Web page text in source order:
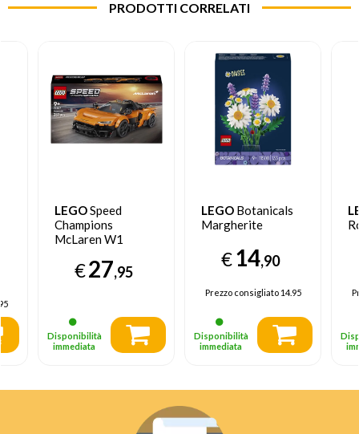
PRODOTTI CORRELATI
LEGOSpeed
Champions
McLaren W1
€27,95
Disponibilità
immediata
LEGO Botanicals
Margherite
€14,90
Prezzo consigliato14.95
Disponibilità
immediata